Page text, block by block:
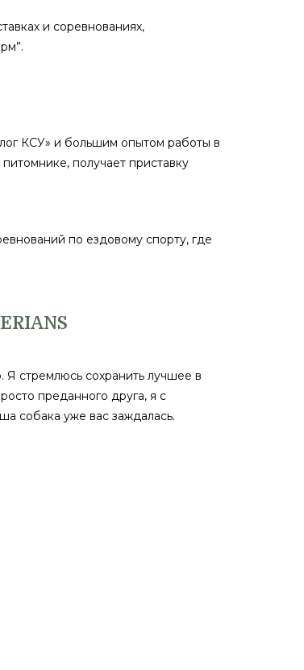
и соревнованиях,
КСУ» и большим опытом работы в
получает приставку
по ездовому спорту, где
стремлюсь сохранить лучшее в
преданного друга, я с
собака уже вас заждалась.